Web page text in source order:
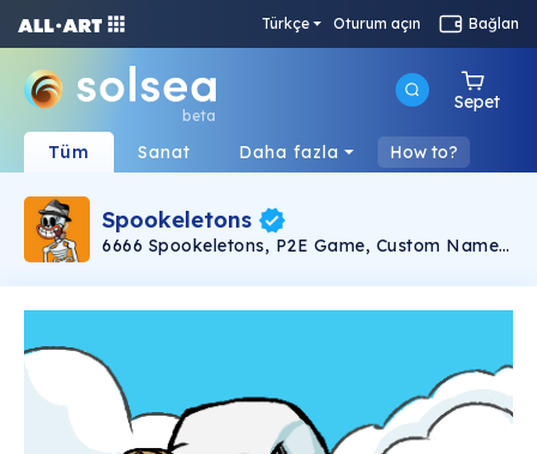
Türkçe Oturum açın Bağlan
beta
Sepet
Tüm Sanat Daha fazla How to?
Spookeletons
6666 Spookeletons, P2E Game, Custom Names,